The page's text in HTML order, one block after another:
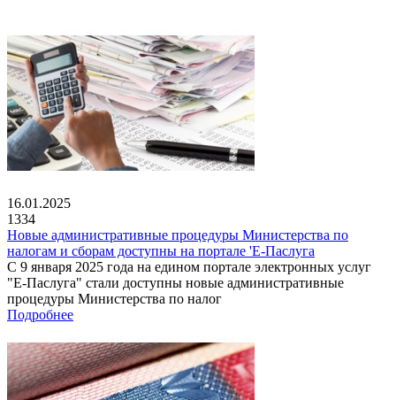
16.01.2025
1334
Новые административные процедуры Министерства по
налогам и сборам доступны на портале 'Е-Паслуга
С 9 января 2025 года на едином портале электронных услуг
"Е-Паслуга" стали доступны новые административные
процедуры Министерства по налог
Подробнее